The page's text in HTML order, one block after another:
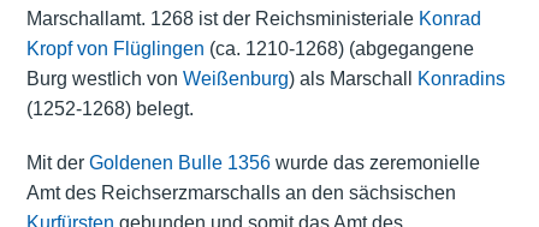
Marschallamt. 1268 ist der Reichsministeriale Konrad
Kropf von Flüglingen (ca. 1210-1268) (abgegangene
Burg westlich von Weißenburg) als Marschall
Konradins
(1252-1268) belegt.
Mit der Goldenen Bulle 1356wurde das zeremonielle
Amt des Reichserzmarschalls an den sächsischen
Kurfürsten gebunden und somit das Amt des